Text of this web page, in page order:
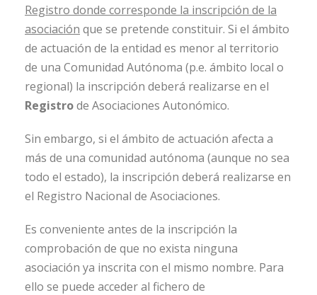
Registro donde corresponde la inscripción de la
asociación que se pretende constituir. Si el ámbito
de actuación de la entidad es menor al territorio
de una Comunidad Autónoma (p.e. ámbito local o
regional) la inscripción deberá realizarse en el
Registrode Asociaciones Autonómico.
Sin embargo, si el ámbito de actuación afecta a
más de una comunidad autónoma (aunque no sea
todo el estado), la inscripción deberá realizarse en
el Registro Nacional de Asociaciones.
Es conveniente antes de la inscripción la
comprobación de que no exista ninguna
asociación ya inscrita con el mismo nombre. Para
ello se puede acceder al fichero de